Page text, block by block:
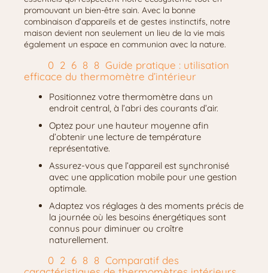
promouvant un bien-être sain. Avec la bonne
combinaison d’appareils et de gestes instinctifs, notre
maison devient non seulement un lieu de la vie mais
également un espace en communion avec la nature.
Guide pratique : utilisation
efficace du thermomètre d’intérieur
Positionnez votre thermomètre dans un
endroit central, à l’abri des courants d’air.
Optez pour une hauteur moyenne afin
d’obtenir une lecture de température
représentative.
Assurez-vous que l’appareil est synchronisé
avec une application mobile pour une gestion
optimale.
Adaptez vos réglages à des moments précis de
la journée où les besoins énergétiques sont
connus pour diminuer ou croître
naturellement.
Comparatif des